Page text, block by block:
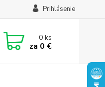
Prihlásenie
0ks
za 0 €